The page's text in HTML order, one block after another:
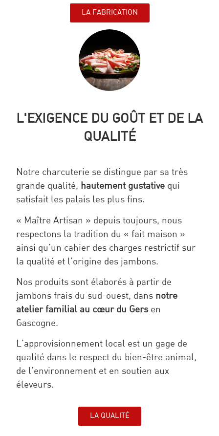
LA FABRICATION
L'EXIGENCE DU GOÛT ET DE LA
QUALITÉ
Notre charcuterie se distingue par sa très
grande qualité, hautement gustative qui
satisfait les palais les plus fins.
« Maître Artisan » depuis toujours, nous
respectons la tradition du « fait maison »
ainsi qu’un cahier des charges restrictif sur
la qualité et l’origine des jambons.
Nos produits sont élaborés à partir de
jambons frais du sud-ouest, dans notre
atelier familial au cœur du Gersen
Gascogne.
L’approvisionnement local est un gage de
qualité dans le respect du bien-être animal,
de l’environnement et en soutien aux
éleveurs.
LA QUALITÉ